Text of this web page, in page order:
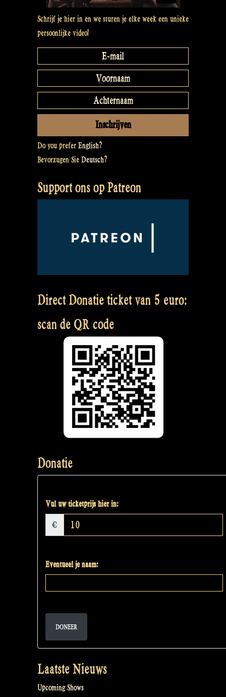
Schrijf je hier in en we sturen je elke week een unieke
persoonlijke video!
Do you prefer English?
Bevorzugen Sie Deutsch?
Support ons op Patreon
Direct Donatie ticket van 5 euro:
scan de QR code
Donatie
Vul uw ticketprijs hier in:
€
Eventueel je naam:
DONEER
Laatste Nieuws
Upcoming Shows